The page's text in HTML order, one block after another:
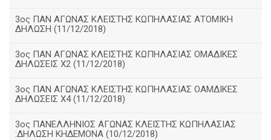
3ος ΠΑΝ ΑΓΩΝΑΣ ΚΛΕΙΣΤΗΣ ΚΩΠΗΛΑΣΙΑΣ ΑΤΟΜΙΚΗ
ΔΗΛΩΣΗ (11/12/2018)
3ος ΠΑΝ ΑΓΩΝΑΣ ΚΛΕΙΣΤΗΣ ΚΩΠΗΛΑΣΙΑΣ ΟΜΑΔΙΚΕΣ
ΔΗΛΩΣΕΙΣ Χ2 (11/12/2018)
3ος ΠΑΝ ΑΓΩΝΑΣ ΚΛΕΙΣΤΗΣ ΚΩΠΗΛΑΣΙΑΣ ΟΑΜΔΙΚΕΣ
ΔΗΛΩΣΕΙΣ Χ4 (11/12/2018)
3ος ΠΑΝΕΛΛΗΝΙΟΣ ΑΓΩΝΑΣ ΚΛΕΙΣΤΗΣ ΚΩΠΗΛΑΣΙΑΣ
:ΔΗΛΩΣΗ ΚΗΔΕΜΟΝΑ (10/12/2018)